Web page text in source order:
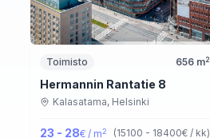
Toimisto 656m2
Hermannin Rantatie 8
Kalasatama, Helsinki
23 - 28€ / m2 (15100 - 18400€ / kk)